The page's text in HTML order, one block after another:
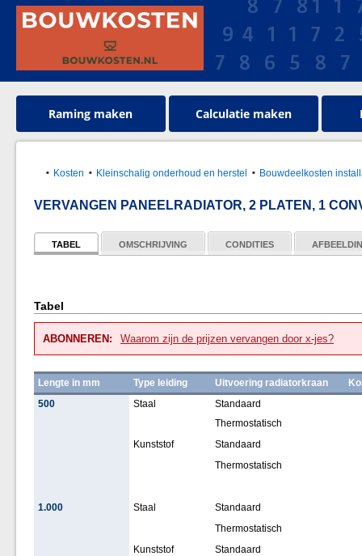
Raming maken Calculatie maken
Kosten Kleinschalig onderhoud en herstel Bouwdeelkosten
VERVANGEN PANEELRADIATOR, 2 PLATEN, 1
TABEL OMSCHRIJVING CONDITIES
Tabel
ABONNEREN: Waarom zijn de prijzen vervangen door x-jes?
Lengte in mm Type leiding Uitvoering radiatorkraan
500
Staal
Standaard
Thermostatisch
Kunststof
Standaard
Thermostatisch
1.000 Staal
Standaard
Thermostatisch
Kunststof
Standaard